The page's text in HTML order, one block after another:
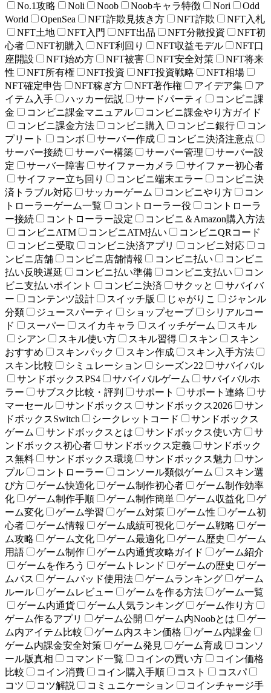
No.1攻略
Noli Noob Noobキャラ特徴 Nori
Odd
World
OpenSea NFT詐欺見抜き方 NFT詐欺
NFT入札
NFT土地
NFT入門 NFT出品 NFT分散投資
NFT初
心者
NFT初購入 NFT利回り NFT収益モデル
NFT口
座開設
NFT始め方 NFT被害 NFT安全対策
NFT将来
性
NFT所有権 NFT投資 NFT投資戦略
NFT相場
NFT確定申告
NFT稼ぎ方 NFT著作権 アイデア集
ア
イテム入手
ハッカー伝説 サードパーティ
コンビニ課
金
コンビニ課金マニュアル
コンビニ課金やり方ガイド
コンビニ課金方法
コンビニ購入 コンビニ銀行
コン
プリート
コンボ サーバー作成
コンビニ決済注意点
サーバー接続
サーバー構築 サーバー管理
サーバー設
定
サーバー障害 サイファーカメラ
サイファー初心者
サイファー立ち回り
コンビニ端末エラー
コンビニ決
済トラブル対応
サッカーゲーム コンビニやり方
コン
トローラーゲーム一覧
コントローラー役
コントローラ
ー接続
コントローラー設定
コンビニ＆Amazon購入方法
コンビニATM
コンビニATM払い
コンビニQRコード
コンビニ受取
コンビニ決済アプリ コンビニ対応
コ
ンビニ店舗
コンビニ店舗情報 コンビニ払い
コンビニ
払い反映遅延
コンビニ払い準備 コンビニ支払い
コン
ビニ支払いポイント
コンビニ決済 サクッと
サバイバ
ー
コンテンツ設計 スイッチ版 じゃがりこ
ジャンル
分類
ジュースパーティ ショップセーブ
シリアルコー
ド
スーパー スイカキャラ スイッチゲーム
スキル
シアン
スキル使い方 スキル習得 スキン
スキン
おすすめ
スキンパック スキン作成
スキン入手方法
スキン比較
シミュレーション シーズン22
サバイバル
サンドボックスPS4
サバイバルゲーム
サバイバルホ
ラー
サブスク比較・評判 サポート サポート連絡
サ
マーセール
サンドボックス サンドボックス2026
サン
ドボックスSwitch
シークレットコード
サンドボックス
ゲーム
サンドボックスとは サンドボックス使い方
サ
ンドボックス初心者
サンドボックス定義
サンドボック
ス無料
サンドボックス環境 サンドボックス魅力
サン
プル
コントローラー コンソール類似ゲーム
スキン選
び方
ゲーム快適化 ゲーム制作初心者
ゲーム制作効率
化
ゲーム制作手順 ゲーム制作簡単 ゲーム収益化
ゲ
ーム変化
ゲーム学習 ゲーム対策 ゲーム性
ゲーム初
心者
ゲーム情報 ゲーム成績可視化 ゲーム戦略
ゲー
ム攻略
ゲーム文化 ゲーム最適化 ゲーム歴史
ゲーム
用語
ゲーム制作 ゲーム内通貨攻略ガイド
ゲーム紹介
ゲームを作ろう
ゲームトレンド ゲームの歴史
ゲー
ムパス
ゲームパッド使用法 ゲームランキング
ゲーム
ルール
ゲームレビュー ゲームを作る方法
ゲーム一覧
ゲーム内通貨
ゲーム人気ランキング
ゲーム作り方
ゲーム作るアプリ
ゲーム公開 ゲーム内Noobとは
ゲー
ム内アイテム比較
ゲーム内スキン価格
ゲーム内課金
ゲーム内課金安全対策
ゲーム発見 ゲーム育成
コンソ
ール版真相
コマンド一覧 コインの買い方
コイン価格
比較
コイン消費 コイン購入手順 コスト
コスパ
コツ
コツ解説 コミュニケーション コインチャージ手